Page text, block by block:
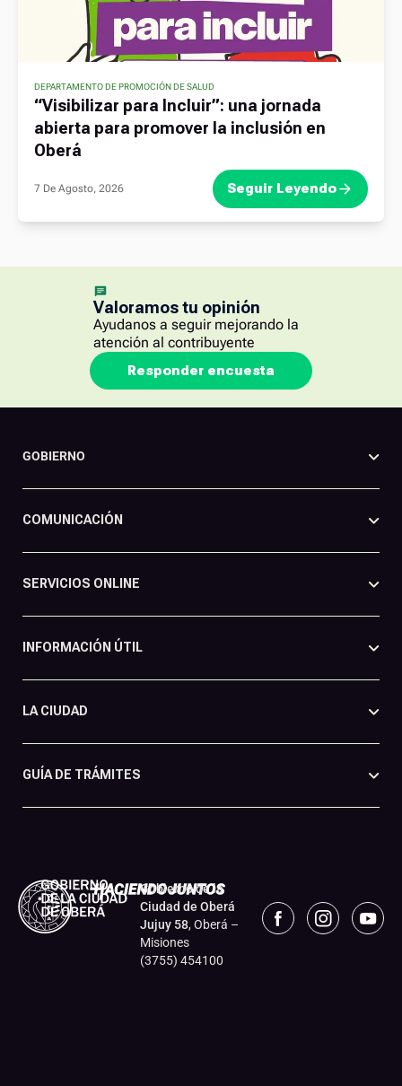
DEPARTAMENTO DE PROMOCIÓN DE SALUD
“Visibilizar para Incluir”: una jornada
abierta para promover la inclusión en
Oberá
7 De Agosto, 2026 Seguir Leyendo
Valoramos tu opinión
Ayudanos a seguir mejorando la
atención al contribuyente
Responder encuesta
GOBIERNO
COMUNICACIÓN
SERVICIOS ONLINE
INFORMACIÓN ÚTIL
LA CIUDAD
GUÍA DE TRÁMITES
Gobierno de la
Ciudad de Oberá
Jujuy 58, Oberá –
Misiones
(3755) 454100